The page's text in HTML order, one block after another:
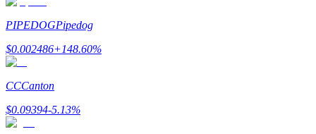
PIPEDOGPipedog
$0.002486+148.60%
CCCanton
$0.09394-5.13%